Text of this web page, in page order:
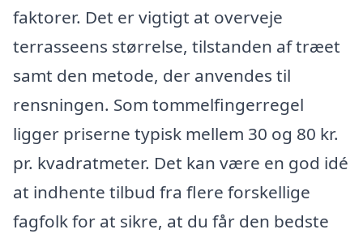
faktorer. Det er vigtigt at overveje
terrasseens størrelse, tilstanden af træet
samt den metode, der anvendes til
rensningen. Som tommelfingerregel
ligger priserne typisk mellem 30 og 80 kr.
pr. kvadratmeter. Det kan være en god idé
at indhente tilbud fra flere forskellige
fagfolk for at sikre, at du får den bedste